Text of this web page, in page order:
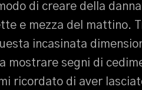
di creare della
e mezza del mattino.
incasinata
mostrare segni di
ricordato di aver